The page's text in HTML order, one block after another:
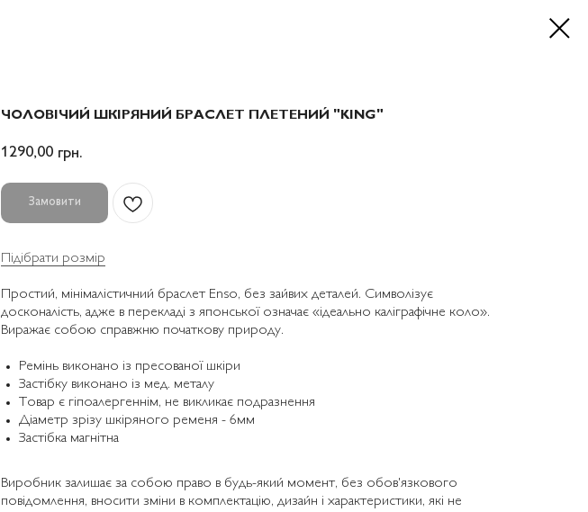
ЧОЛОВІЧИЙ ШКІРЯНИЙ БРАСЛЕТ ПЛЕТЕНИЙ "KING"
1290,00 грн.
Замовити
Підібрати розмір
Простий, мінімалістичний браслет Enso, без зайвих деталей. Символізує
досконалість, адже в перекладі з японської означає «ідеально каліграфічне коло».
Виражає собою справжню початкову природу.
Ремінь виконано із пресованої шкіри
Застібку виконано із мед. металу
Товар є гіпоалергеннім, не викликає подразнення
Діаметр зрізу шкіряного ременя - 6мм
Застібка магнітна
Виробник залишає за собою право в будь-який момент, без обов'язкового
повідомлення, вносити зміни в комплектацію, дизайн і характеристики, які не